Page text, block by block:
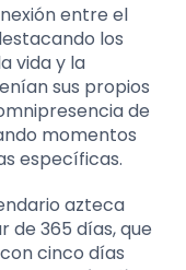
entre el
los
vida y la
sus propios
de
momentos
específicas.
azteca
de 365 días, que
cinco días